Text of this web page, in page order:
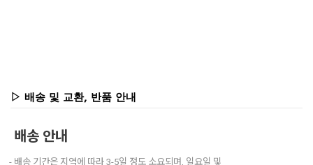
▷ 배송 및 교환, 반품 안내
배송 안내